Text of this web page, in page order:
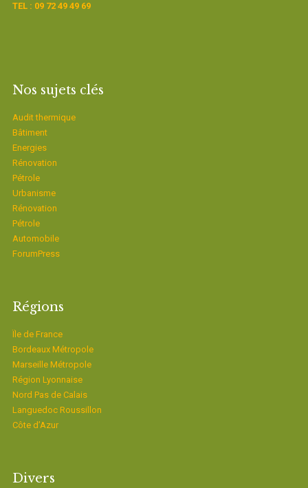
TEL : 09 72 49 49 69
Nos sujets clés
Audit thermique
Bâtiment
Energies
Rénovation
Pétrole
Urbanisme
Rénovation
Pétrole
Automobile
ForumPress
Régions
Ïle de France
Bordeaux Métropole
Marseille Métropole
Région Lyonnaise
Nord Pas de Calais
Languedoc Roussillon
Côte d’Azur
Divers